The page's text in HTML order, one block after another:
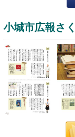
小城市広報さ
運営：福博印刷
saga ebooksとは